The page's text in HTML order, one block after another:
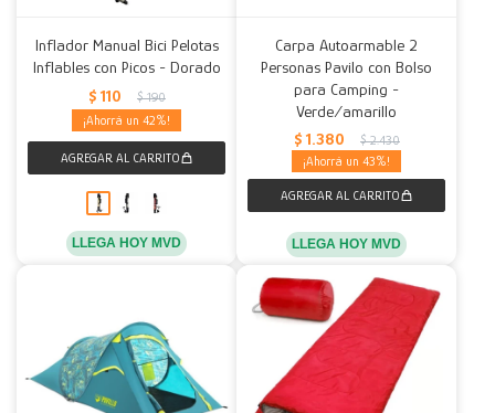
Inflador Manual Bici Pelotas
Inflables con Picos - Dorado
$ 110 $ 190
42
LLEGA HOY MVD
Carpa Autoarmable 2
Personas Pavilo con Bolso
para Camping -
Verde/amarillo
$ 1.380 $ 2.430
43
LLEGA HOY MVD